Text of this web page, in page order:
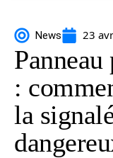
News 23
:
la